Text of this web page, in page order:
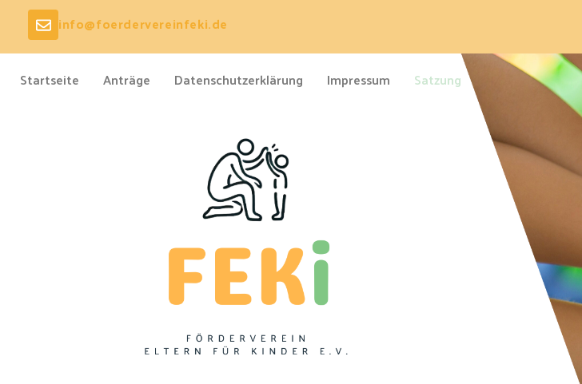
info@foerdervereinfeki.de
Startseite Anträge Datenschutzerklärung Impressum Satzung